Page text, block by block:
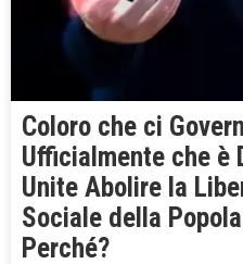
Coloro che ci
Ufficialmente che è
Unite Abolire la
Sociale della
Perché?